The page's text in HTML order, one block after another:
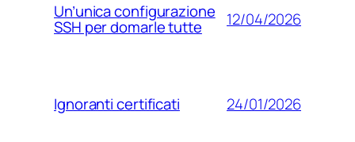
Un’unica configurazione
SSH per domarle tutte 12/04/2026
Ignoranti certificati 24/01/2026